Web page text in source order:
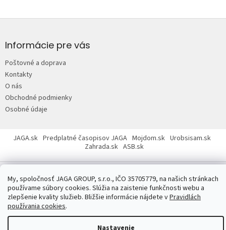
My, spoločnosť JAGA GROUP, s.r.o., IČO 35705779, na našich stránkach
používame súbory cookies. Slúžia na zaistenie funkčnosti webu a
zlepšenie kvality služieb. Bližšie informácie nájdete vPravidlách
používania cookies.
Nastavenie
p
e
Informácie pre vás
Poštovné a doprava
Kontakty
O nás
Obchodné podmienky
Osobné údaje
JAGA.sk Predplatné časopisov JAGA Mojdom.sk Urobsisam.sk
Zahrada.sk ASB.sk
Copyright 2026JAGASTORE.sk
nastavenie cookies